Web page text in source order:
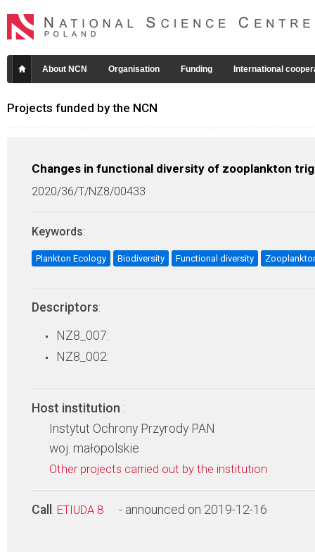
About NCN Organisation Funding International
Projects funded by the NCN
Changes in functional diversity of zooplankton
2020/36/T/NZ8/00433
Keywords:
Plankton Ecology Biodiversity Functional diversity
Descriptors:
NZ8_007:
NZ8_002:
Host institution :
Instytut Ochrony Przyrody PAN
woj. małopolskie
Other projects carried out by the institution
Call : ETIUDA 8 - announced on 2019-12-16